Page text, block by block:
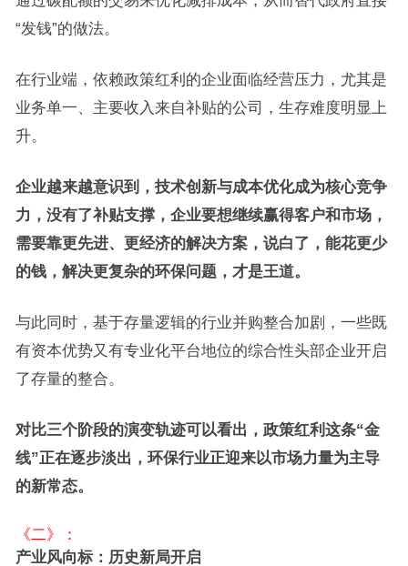
“发钱”的做法。
在行业端，依赖政策红利的企业面临经营压力，尤其是
业务单一、主要收入来自补贴的公司，生存难度明显上
升。
企业越来越意识到，技术创新与成本优化成为核心竞争
力，没有了补贴支撑，企业要想继续赢得客户和市场，
需要靠更先进、更经济的解决方案，说白了，能花更少
的钱，解决更复杂的环保问题，才是王道。
与此同时，基于存量逻辑的行业并购整合加剧，一些既
有资本优势又有专业化平台地位的综合性头部企业开启
了存量的整合。
对比三个阶段的演变轨迹可以看出，政策红利这条“金
线”正在逐步淡出，环保行业正迎来以市场力量为主导
的新常态。
《二》：
产业风向标：历史新局开启